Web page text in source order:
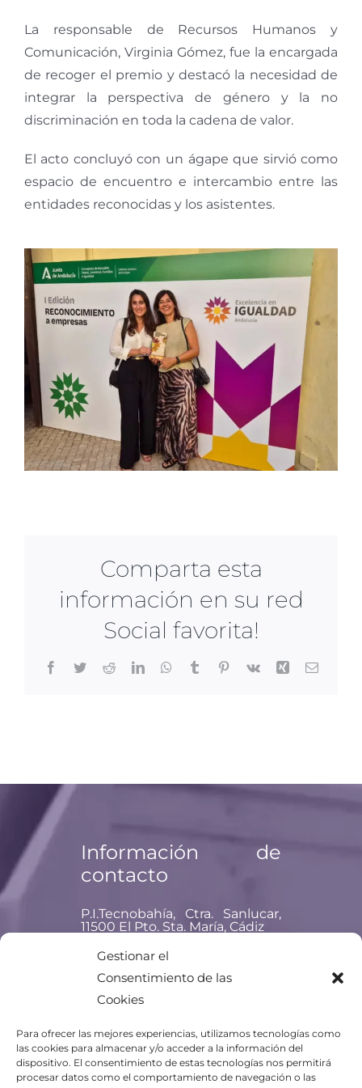
Gestionar el
Consentimiento de las
Cookies
Para ofrecer las mejores experiencias, utilizamos tecnologías como
las cookies para almacenar y/o acceder a la información del
dispositivo. El consentimiento de estas tecnologías nos permitirá
procesar datos como el comportamiento de navegación o las
La responsable de Recursos Humanos y
Comunicación, Virginia Gómez, fue la encargada
de recoger el premio y destacó la necesidad de
integrar la perspectiva de género y la no
discriminación en toda la cadena de valor.
El acto concluyó con un ágape que sirvió como
espacio de encuentro e intercambio entre las
entidades reconocidas y los asistentes.
Comparta esta
información en su red
Social favorita!
Facebook
TwitterRedditLinkedInWhatsApp
TumblrPinterest
Vk Xing Correo
Información de
contacto
P.I.Tecnobahía, Ctra. Sanlucar,
11500 El Pto. Sta. María, Cádiz
Teléfono: +34 956 477 837
Email:titania@titania.aero